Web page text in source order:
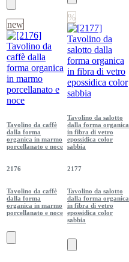
new
Tavolino da caffè
dalla forma
organica in marmo
porcellanato e noce
2176
Tavolino da caffè
dalla forma
organica in marmo
porcellanato e noce
%
Tavolino da salotto
dalla forma organica
in fibra di vetro
epossidica color
sabbia
2177
Tavolino da salotto
dalla forma organica
in fibra di vetro
epossidica color
sabbia